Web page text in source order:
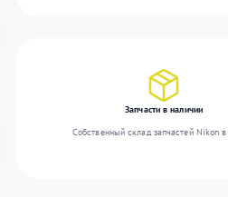
Запчасти в наличии
Собственный склад запчастей Nikon